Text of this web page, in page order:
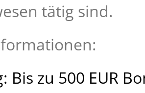
tätig sind.
Bis zu 500 EUR